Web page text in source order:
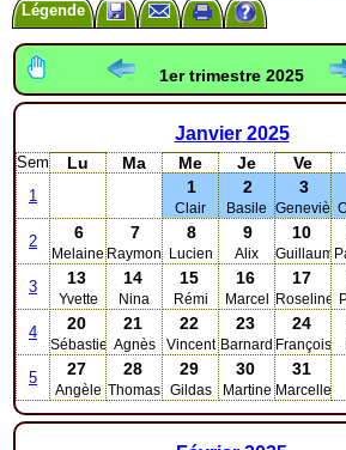
Légende
1er trimestre 2025
Janvier 2025
Sem Lu Ma Me Je Ve
1 1
Clair
2
Basile
3
Geneviève
2 6
Melaine
7
Raymond
8
Lucien
9
Alix
10
Guillaume
3 13
Yvette
14
Nina
15
Rémi
16
Marcel
17
Roseline
4 20
Sébastien
21
Agnès
22
Vincent
23
Barnard
24
François
5 27
Angèle
28
Thomas
29
Gildas
30
Martine
31
Marcelle